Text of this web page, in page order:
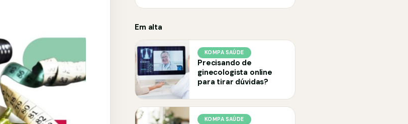
Em alta
KOMPA SAÚDE
Precisando de
ginecologista online
para tirar dúvidas?
KOMPA SAÚDE